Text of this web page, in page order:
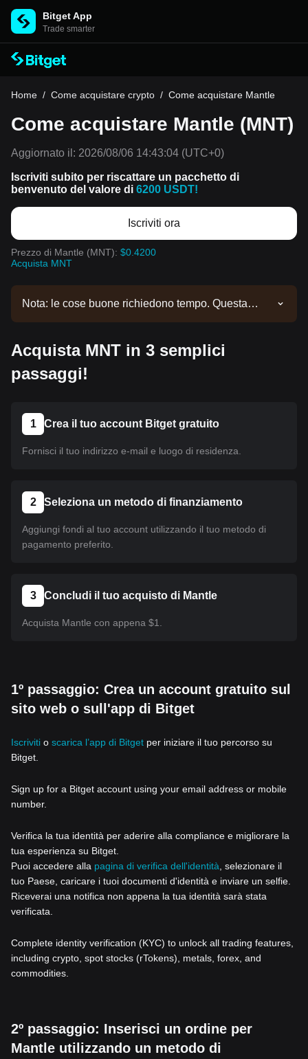
Bitget App
Trade smarter
Home / Come acquistare crypto / Come acquistare Mantle
Come acquistare Mantle (MNT)
Aggiornato il: 2026/08/06 14:43:04 (UTC+0)
Iscriviti subito per riscattare un pacchetto di
benvenuto del valore di 6200 USDT!
Iscriviti ora
Prezzo di Mantle (MNT): $0.4200
Acquista MNT
Nota: le cose buone richiedono tempo. Questa
listing. Una volta disponibile su Bitget, puoi seguire
tutorial è valido per tutte le criptovalute listate su
Acquista MNT in 3 semplici
passaggi!
1 Crea il tuo account Bitget gratuito
Fornisci il tuo indirizzo e-mail e luogo di residenza.
2 Seleziona un metodo di finanziamento
Aggiungi fondi al tuo account utilizzando il tuo metodo di
pagamento preferito.
3 Concludi il tuo acquisto di Mantle
Acquista Mantle con appena $1.
1º passaggio: Crea un account gratuito sul
sito web o sull'app di Bitget
Iscriviti o scarica l’app di Bitget per iniziare il tuo percorso su
Bitget.
Sign up for a Bitget account using your email address or mobile
number.
Verifica la tua identità per aderire alla compliance e migliorare la
tua esperienza su Bitget.
Puoi accedere alla pagina di verifica dell'identità , selezionare il
tuo Paese, caricare i tuoi documenti d'identità e inviare un selfie.
Riceverai una notifica non appena la tua identità sarà stata
verificata.
Complete identity verification (KYC) to unlock all trading features,
including crypto, spot stocks (rTokens), metals, forex, and
commodities.
2º passaggio: Inserisci un ordine per
Mantle utilizzando un metodo di